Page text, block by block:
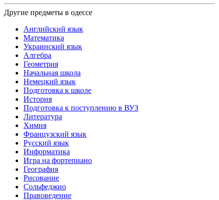
Другие предметы в одессе
Английский язык
Математика
Украинский язык
Алгебра
Геометрия
Начальная школа
Немецкий язык
Подготовка к школе
История
Подготовка к поступлению в ВУЗ
Литература
Химия
Французский язык
Русский язык
Информатика
Игра на фортепиано
География
Рисование
Сольфеджио
Правоведение